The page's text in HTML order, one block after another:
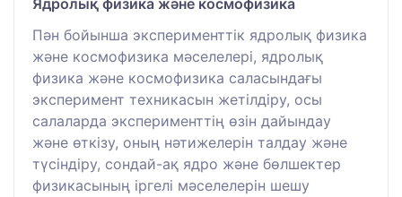
Ядролық физика және космофизика
Пән бойынша эксперименттік ядролық физика
және космофизика мәселелері, ядролық
физика және космофизика саласындағы
эксперимент техникасын жетілдіру, осы
салаларда эксперименттің өзін дайындау
және өткізу, оның нәтижелерін талдау және
түсіндіру, сондай-ақ ядро және бөлшектер
физикасының іргелі мәселелерін шешу